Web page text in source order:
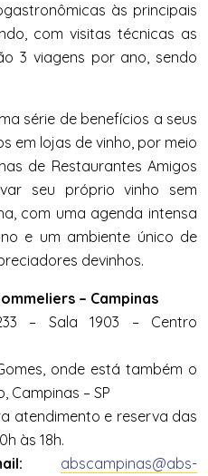
às principais
com visitas técnicas as
3 viagens por ano, sendo
série de benefícios a seus
em lojas de vinho, por meio
de Restaurantes Amigos
seu próprio vinho sem
com uma agenda intensa
e um ambiente único de
devinhos.
– Campinas
– Sala 1903 – Centro
onde está também o
Campinas – SP
atendimento e reserva das
às 18h.
abscampinas@abs-